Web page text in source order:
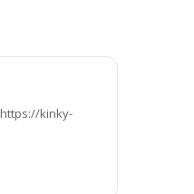
https://kinky-